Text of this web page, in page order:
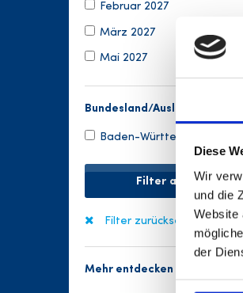
Diese
Wir
und die
Website
der
Februar 2027
März 2027
Mai 2027
Bundesland/Ausland
Baden-Württemberg
Filter anwenden
Filter zurücksetzen
Mehr entdecken